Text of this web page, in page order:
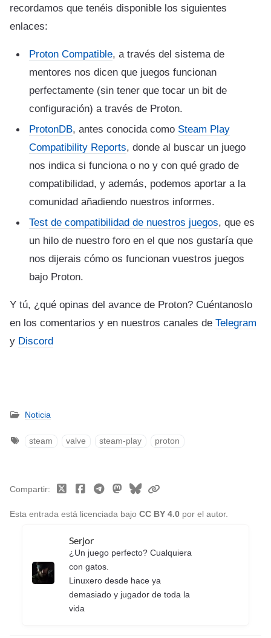
recordamos que tenéis disponible los siguientes
enlaces:
Proton Compatible, a través del sistema de
mentores nos dicen que juegos funcionan
perfectamente (sin tener que tocar un bit de
configuración) a través de Proton.
ProtonDB, antes conocida como Steam Play
Compatibility Reports, donde al buscar un juego
nos indica si funciona o no y con qué grado de
compatibilidad, y además, podemos aportar a la
comunidad añadiendo nuestros informes.
Test de compatibilidad de nuestros juegos, que es
un hilo de nuestro foro en el que nos gustaría que
nos dijerais cómo os funcionan vuestros juegos
bajo Proton.
Y tú, ¿qué opinas del avance de Proton? Cuéntanoslo
en los comentarios y en nuestros canales de Telegram
y Discord
Noticia
steam valve steam-play proton
Esta entrada está licenciada bajo CC BY 4.0 por el autor.
Compartir
Serjor
¿Un juego perfecto? Cualquiera
con gatos.
Linuxero desde hace ya
demasiado y jugador de toda la
vida